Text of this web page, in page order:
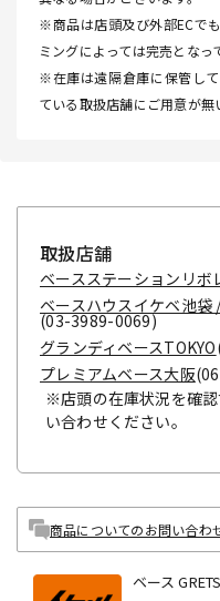
※商品は店頭及び外部ECで
ミングによっては完売となっ
※在庫は遠隔倉庫に保管し
ている取扱店舗にご用意が無
取扱店舗
ベースステーションリボ
ベースハウスイケベ池袋
(03-3989-0069)
グランディベースTOKYO
プレミアムベース大阪
※店頭の在庫状況を確
い合わせください。
商品についてのお問い合わ
ベース